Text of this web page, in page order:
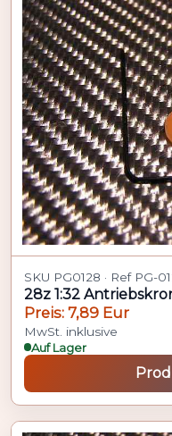
SKU PG0128 · Ref PG-
28z 1:32
Preis: 7,89 Eur
MwSt. inklusive
Auf Lager